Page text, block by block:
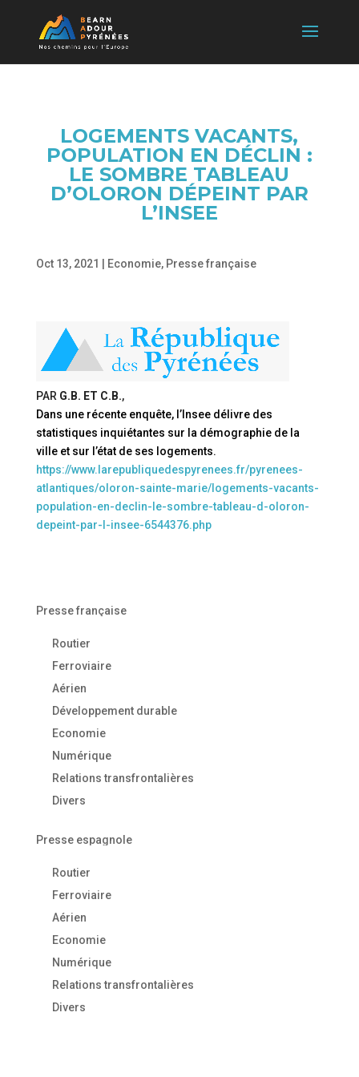
LOGEMENTS VACANTS,
POPULATION EN DÉCLIN :
LE SOMBRE TABLEAU
D’OLORON DÉPEINT PAR
L’INSEE
Oct 13, 2021 Economie, Presse française
PAR G.B. ET C.B.,
Dans une récente enquête, l’Insee délivre des
statistiques inquiétantes sur la démographie de la
ville et sur l’état de ses logements.
https://www.larepubliquedespyrenees.fr/pyrenees-
atlantiques/oloron-sainte-marie/logements-vacants-
population-en-declin-le-sombre-tableau-d-oloron-
depeint-par-l-insee-6544376.php
Presse française
Routier
Ferroviaire
Aérien
Développement durable
Economie
Numérique
Relations transfrontalières
Divers
Presse espagnole
Routier
Ferroviaire
Aérien
Economie
Numérique
Relations transfrontalières
Divers